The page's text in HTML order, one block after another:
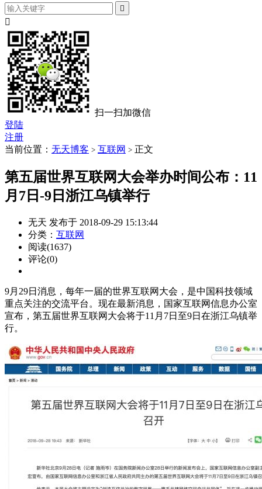


扫一扫加微信
登陆
注册
当前位置： 无天博客 > 互联网 > 正文
第五届世界互联网大会举办时间公布：11
月7日-9日浙江乌镇举行
无天 发布于 2018-09-29 15:13:44
分类： 互联网
阅读(1637)
评论(0)
9月29日消息，每年一届的世界互联网大会，是中国科技领域
重点关注的交流平台。现在最新消息，国家互联网信息办公室
宣布，第五届世界互联网大会将于11月7日至9日在浙江乌镇举
行。